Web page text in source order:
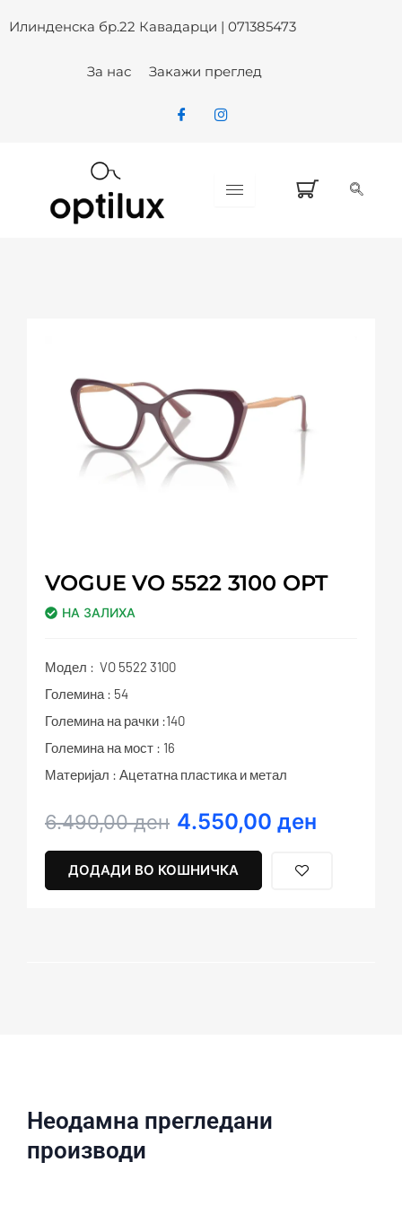
toИлинденска бр.22 Кавадарци | 071385473
За нас Закажи преглед
VOGUE VO 5522 3100 OPT
НА ЗАЛИХА
Модел : VO 5522 3100
Големина : 54
Големина на рачки :140
Големина на мост : 16
Материјал : Ацетатна пластика и метал
6.490,00ден
Original
was:
6.490,00 ден.
4.550,00 ден
Current
4.550,00 ден.
ДОДАДИ ВО КОШНИЧКА
Неодамна прегледани
производи